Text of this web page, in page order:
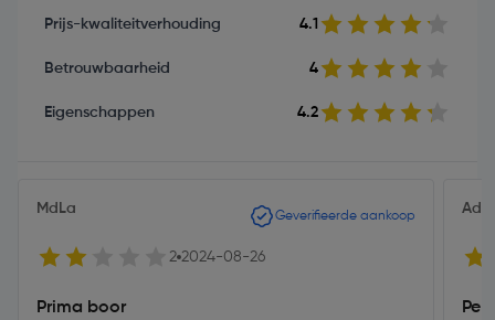
Prijs-kwaliteitverhouding 4.1
Betrouwbaarheid 4
Eigenschappen 4.2
MdLa Geverifieerde aankoop
2 2024-08-26
Prima boor